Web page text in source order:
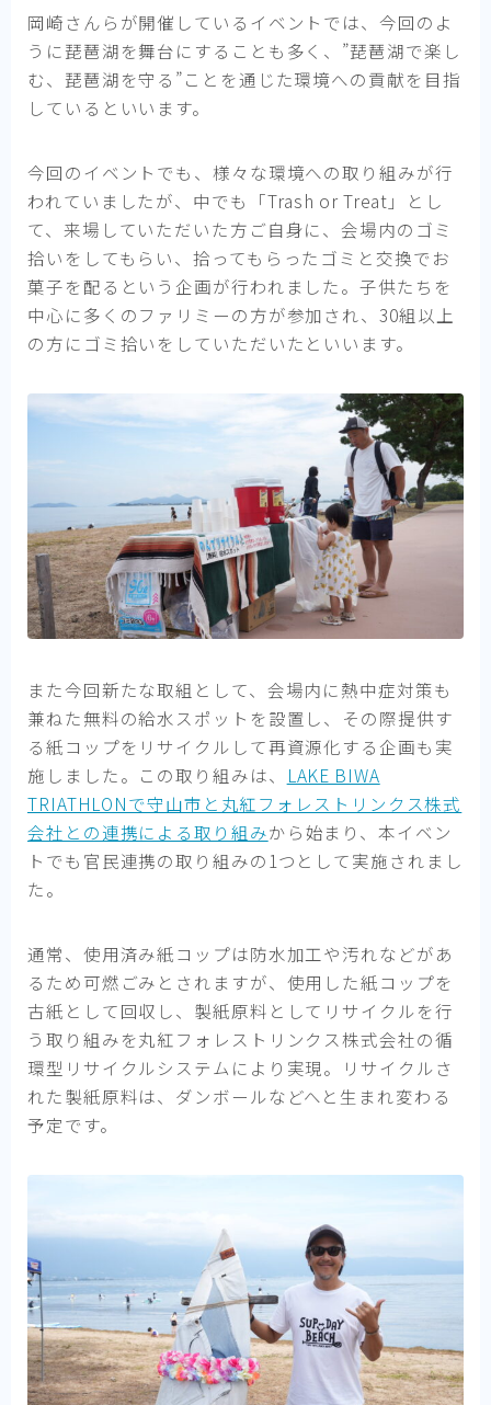
岡崎さんらが開催しているイベントでは、今回のよ
うに琵琶湖を舞台にすることも多く、”琵琶湖で楽し
む、琵琶湖を守る”ことを通じた環境への貢献を目指
しているといいます。
今回のイベントでも、様々な環境への取り組みが行
われていましたが、中でも「Trash or Treat」とし
て、来場していただいた方ご自身に、会場内のゴミ
拾いをしてもらい、拾ってもらったゴミと交換でお
菓子を配るという企画が行われました。子供たちを
中心に多くのファリミーの方が参加され、30組以上
の方にゴミ拾いをしていただいたといいます。
また今回新たな取組として、会場内に熱中症対策も
兼ねた無料の給水スポットを設置し、その際提供す
る紙コップをリサイクルして再資源化する企画も実
施しました。この取り組みは、
LAKE BIWA
TRIATHLONで守山市と丸紅フォレストリンクス株式
会社との連携による取り組みから始まり、本イベン
トでも官民連携の取り組みの1つとして実施されまし
た。
通常、使用済み紙コップは防水加工や汚れなどがあ
るため可燃ごみとされますが、使用した紙コップを
古紙として回収し、製紙原料としてリサイクルを行
う取り組みを丸紅フォレストリンクス株式会社の循
環型リサイクルシステムにより実現。リサイクルさ
れた製紙原料は、ダンボールなどへと生まれ変わる
予定です。